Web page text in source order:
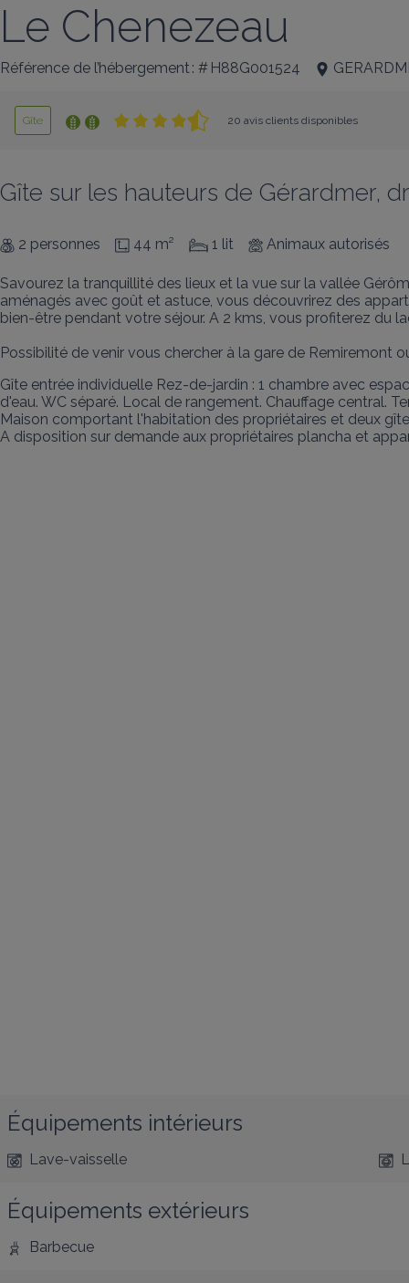
Le Chenezeau
Référence de l’hébergement : # H88G001524
Gîte 20 avis clients disponibles
Gîte sur les hauteurs de Gérardmer,
2 personnes 44 m² 1 lit Animaux autorisés
Savourez la tranquillité des lieux et la vue sur la vallée
aménagés avec goût et astuce, vous découvrirez des
bien-être pendant votre séjour. A 2 kms, vous profiterez du
Possibilité de venir vous chercher à la gare de Remiremont
Gîte entrée individuelle Rez-de-jardin : 1 chambre avec
d'eau. WC séparé. Local de rangement. Chauffage central.
Maison comportant l'habitation des propriétaires et deux
A disposition sur demande aux propriétaires plancha et
Équipements intérieurs
Lave-vaisselle
Équipements extérieurs
Barbecue